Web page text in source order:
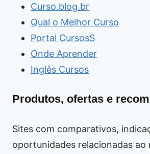
Curso.blog.br
Qual o Melhor Curso
Portal CursosS
Onde Aprender
Inglês Cursos
Produtos, ofertas e
Sites com comparativos,
oportunidades relacionadas ao